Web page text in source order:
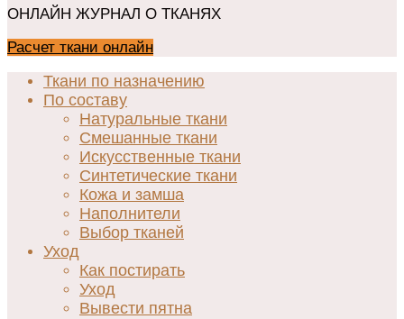
ОНЛАЙН ЖУРНАЛ О ТКАНЯХ
Расчет ткани онлайн
Ткани по назначению
По составу
Натуральные ткани
Смешанные ткани
Искусственные ткани
Синтетические ткани
Кожа и замша
Наполнители
Выбор тканей
Уход
Как постирать
Уход
Вывести пятна